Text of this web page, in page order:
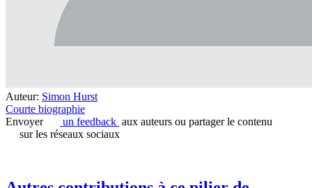
Auteur: Simon Hurst
Courte biographie
Envoyer
un feedback aux auteurs ou partager le contenu
sur les réseaux sociaux